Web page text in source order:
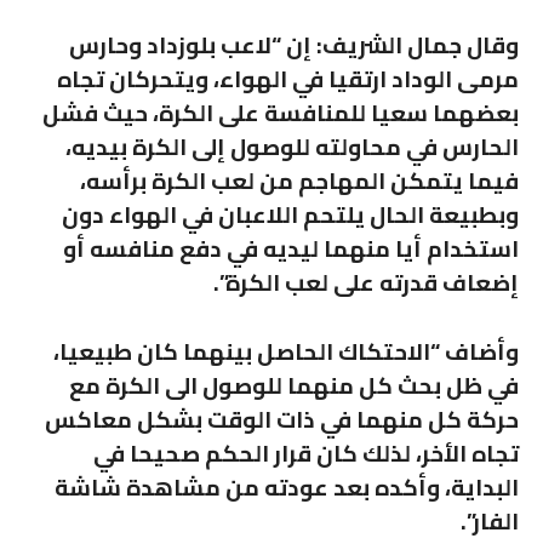
وقال جمال الشريف: إن “لاعب بلوزداد وحارس
مرمى الوداد ارتقيا في الهواء، ويتحركان تجاه
بعضهما سعيا للمنافسة على الكرة، حيث فشل
الحارس في محاولته للوصول إلى الكرة بيديه،
فيما يتمكن المهاجم من لعب الكرة برأسه،
وبطبيعة الحال يلتحم اللاعبان في الهواء دون
استخدام أيا منهما ليديه في دفع منافسه أو
إضعاف قدرته على لعب الكرة”.
وأضاف “الاحتكاك الحاصل بينهما كان طبيعيا،
في ظل بحث كل منهما للوصول الى الكرة مع
حركة كل منهما في ذات الوقت بشكل معاكس
تجاه الأخر، لذلك كان قرار الحكم صحيحا في
البداية، وأكده بعد عودته من مشاهدة شاشة
الفار”.